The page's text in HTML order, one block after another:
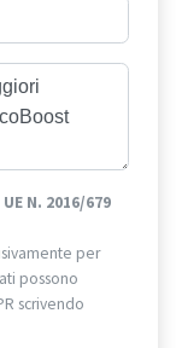
UE N. 2016/679
per
possono
scrivendo